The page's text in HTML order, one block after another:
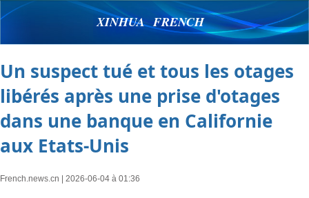
XINHUA FRENCH
Un suspect tué et tous les otages
libérés après une prise d'otages
dans une banque en Californie
aux Etats-Unis
French.news.cn | 2026-06-04 à 01:36